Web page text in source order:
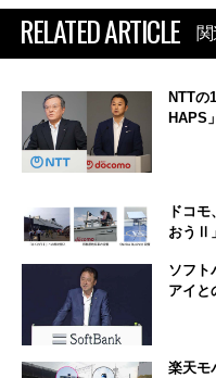
RELATED ARTICLE
NTT
HAPS
ドコ
おうⅡ
ソフト
アイと
楽天モ